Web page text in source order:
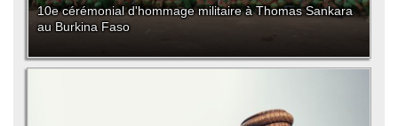
10e cérémonial d'hommage militaire à Thomas Sankara
au Burkina Faso